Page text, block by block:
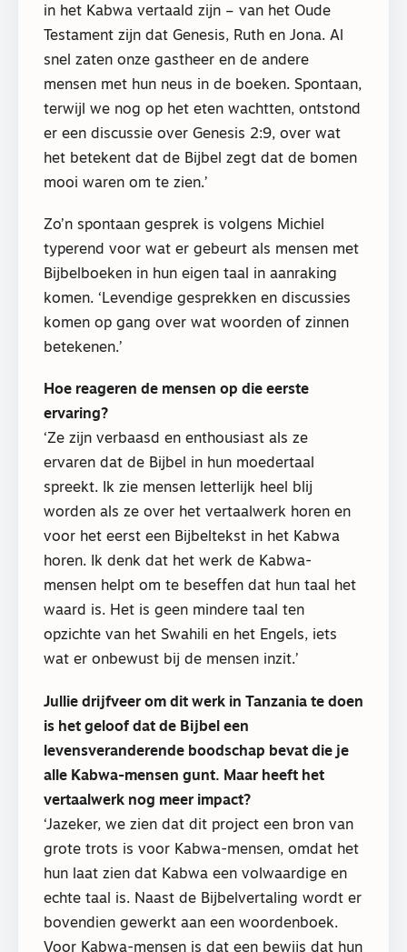
in het Kabwa vertaald zijn – van het Oude
Testament zijn dat Genesis, Ruth en Jona. Al
snel zaten onze gastheer en de andere
mensen met hun neus in de boeken. Spontaan,
terwijl we nog op het eten wachtten, ontstond
er een discussie over Genesis 2:9, over wat
het betekent dat de Bijbel zegt dat de bomen
mooi waren om te zien.’
Zo’n spontaan gesprek is volgens Michiel
typerend voor wat er gebeurt als mensen met
Bijbelboeken in hun eigen taal in aanraking
komen. ‘Levendige gesprekken en discussies
komen op gang over wat woorden of zinnen
betekenen.’
Hoe reageren de mensen op die eerste
ervaring?
‘Ze zijn verbaasd en enthousiast als ze
ervaren dat de Bijbel in hun moedertaal
spreekt. Ik zie mensen letterlijk heel blij
worden als ze over het vertaalwerk horen en
voor het eerst een Bijbeltekst in het Kabwa
horen. Ik denk dat het werk de Kabwa-
mensen helpt om te beseffen dat hun taal het
waard is. Het is geen mindere taal ten
opzichte van het Swahili en het Engels, iets
wat er onbewust bij de mensen inzit.’
Jullie drijfveer om dit werk in Tanzania te doen
is het geloof dat de Bijbel een
levensveranderende boodschap bevat die je
alle Kabwa-mensen gunt. Maar heeft het
vertaalwerk nog meer impact?
‘Jazeker, we zien dat dit project een bron van
grote trots is voor Kabwa-mensen, omdat het
hun laat zien dat Kabwa een volwaardige en
echte taal is. Naast de Bijbelvertaling wordt er
bovendien gewerkt aan een woordenboek.
Voor Kabwa-mensen is dat een bewijs dat hun